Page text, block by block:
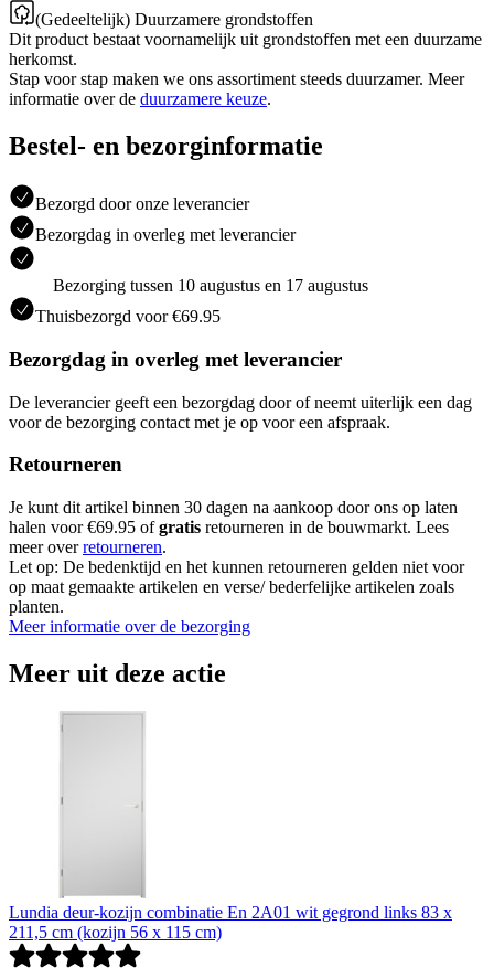
(Gedeeltelijk) Duurzamere grondstoffen
Dit product bestaat voornamelijk uit grondstoffen met een duurzame
herkomst.
Stap voor stap maken we ons assortiment steeds duurzamer. Meer
informatie over de duurzamere keuze.
Bestel- en bezorginformatie
Bezorgd door onze leverancier
Bezorgdag in overleg met leverancier
Bezorging tussen 10 augustus en 17 augustus
Thuisbezorgd voor €69.95
Bezorgdag in overleg met leverancier
De leverancier geeft een bezorgdag door of neemt uiterlijk een dag
voor de bezorging contact met je op voor een afspraak.
Retourneren
Je kunt dit artikel binnen 30 dagen na aankoop door ons op laten
halen voor €69.95 ofgratis retourneren in de bouwmarkt. Lees
meer overretourneren.
Let op: De bedenktijd en het kunnen retourneren gelden niet voor
op maat gemaakte artikelen en verse/ bederfelijke artikelen zoals
planten.
Meer informatie over de bezorging
Meer uit deze actie
Lundia deur-kozijn combinatie En 2A01 wit gegrond links 83 x
211,5 cm (kozijn 56 x 115 cm)